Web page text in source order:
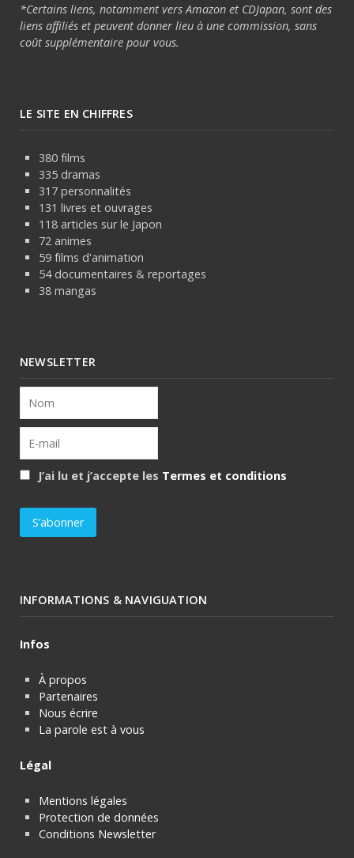
*Certains liens, notamment vers Amazon et CDJapan, sont des
liens affiliés et peuvent donner lieu à une commission, sans
coût supplémentaire pour vous.
LE SITE EN CHIFFRES
380 films
335 dramas
317 personnalités
131 livres et ouvrages
118 articles sur le Japon
72 animes
59 films d'animation
54 documentaires & reportages
38 mangas
NEWSLETTER
J’ai lu et j’accepte les Termes et conditions
INFORMATIONS & NAVIGUATION
Infos
À propos
Partenaires
Nous écrire
La parole est à vous
Légal
Mentions légales
Protection de données
Conditions Newsletter